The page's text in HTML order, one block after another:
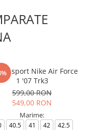
sport Nike Air Force
1 '07 Trk3
599,00 RON
549,00 RON
Marime:
40.5 41 42
42.5